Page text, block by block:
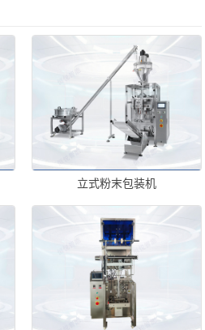
立式粉末包装机